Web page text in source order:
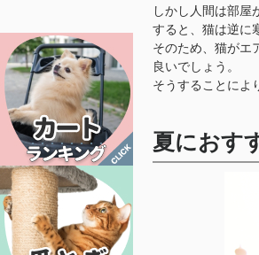
しかし人間は部屋
すると、猫は逆に
そのため、猫がエ
良いでしょう。
そうすることによ
夏におす